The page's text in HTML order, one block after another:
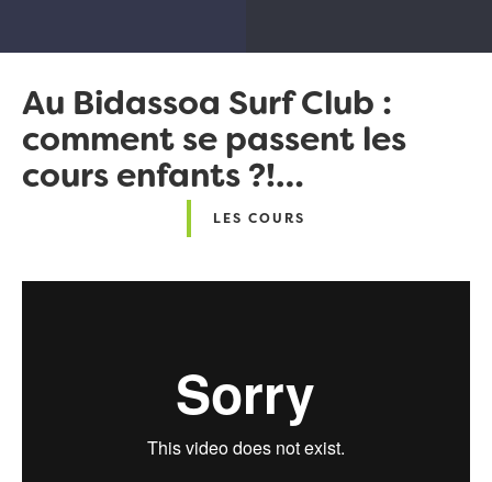
Au Bidassoa Surf Club :
comment se passent les
cours enfants ?!…
LES COURS